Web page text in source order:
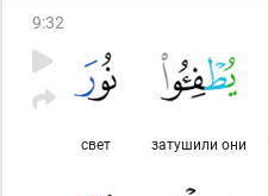
9:32
затушили они
свет